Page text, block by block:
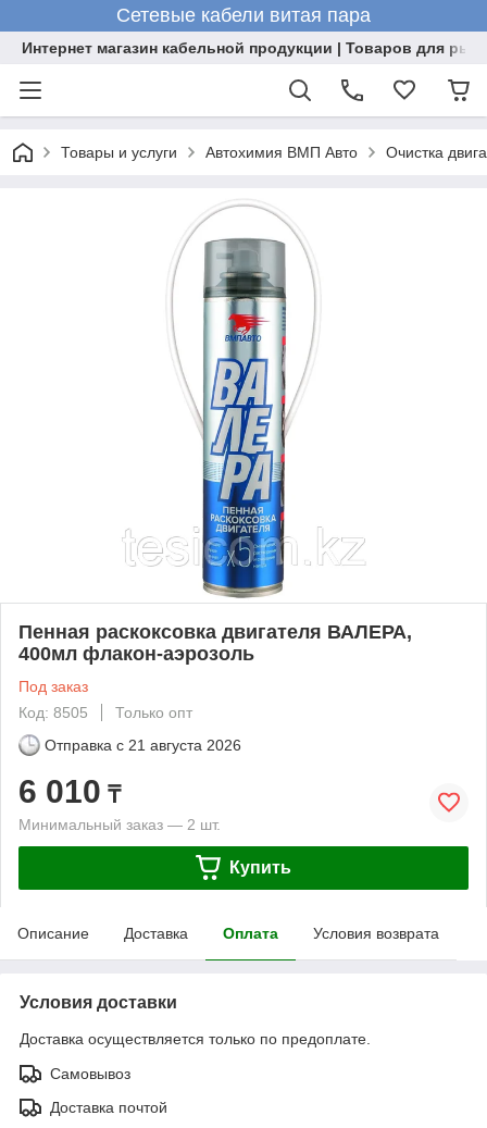
Сетевые кабели витая пара
Интернет магазин кабельной продукции | Товаров для
Товары и услуги Автохимия ВМП Авто Очистка
Пенная раскоксовка двигателя ВАЛЕРА,
400мл флакон-аэрозоль
Под заказ
Код: 8505
Только опт
Отправка с 21 августа 2026
6 010 ₸
Минимальный заказ — 2 шт.
Купить
Описание Доставка Оплата Условия возврата
Условия доставки
Доставка осуществляется только по предоплате.
Самовывоз
Доставка почтой